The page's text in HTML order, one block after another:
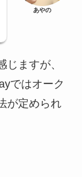
あやの
じますが、
ではオーク
が定められ